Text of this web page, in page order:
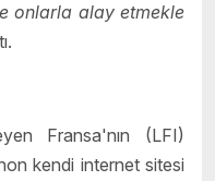
onlarla alay etmekle
Fransa'nın (LFI)
kendi internet sitesi